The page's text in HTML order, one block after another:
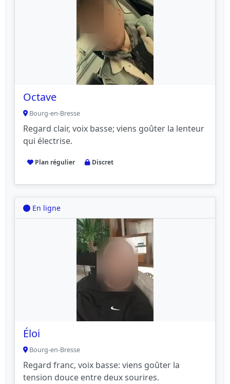
Octave
Bourg-en-Bresse
Regard clair, voix basse; viens goûter la lenteur
qui électrise.
Plan régulier Discret
En ligne
Éloi
Bourg-en-Bresse
Regard franc, voix basse: viens goûter la
tension douce entre deux sourires.